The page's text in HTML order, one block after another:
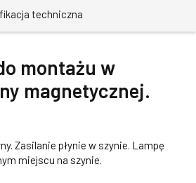
techniczna
montażu w
magnetycznej.
Zasilanie płynie w szynie. Lampę
miejscu na szynie.